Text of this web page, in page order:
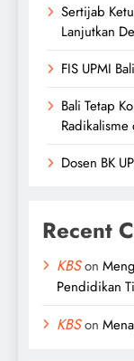
Sertijab
Lanjutkan
FIS UPMI
Bali Tetap
Dosen BK
Recent
KBSon
Pendidikan
KBSon